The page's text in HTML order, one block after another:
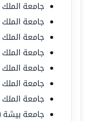
جامعة
جامعة الملك
جامعة الملك
جامعة الملك
جامعة الملك
جامعة الملك
جامعة
جامعة بيشة